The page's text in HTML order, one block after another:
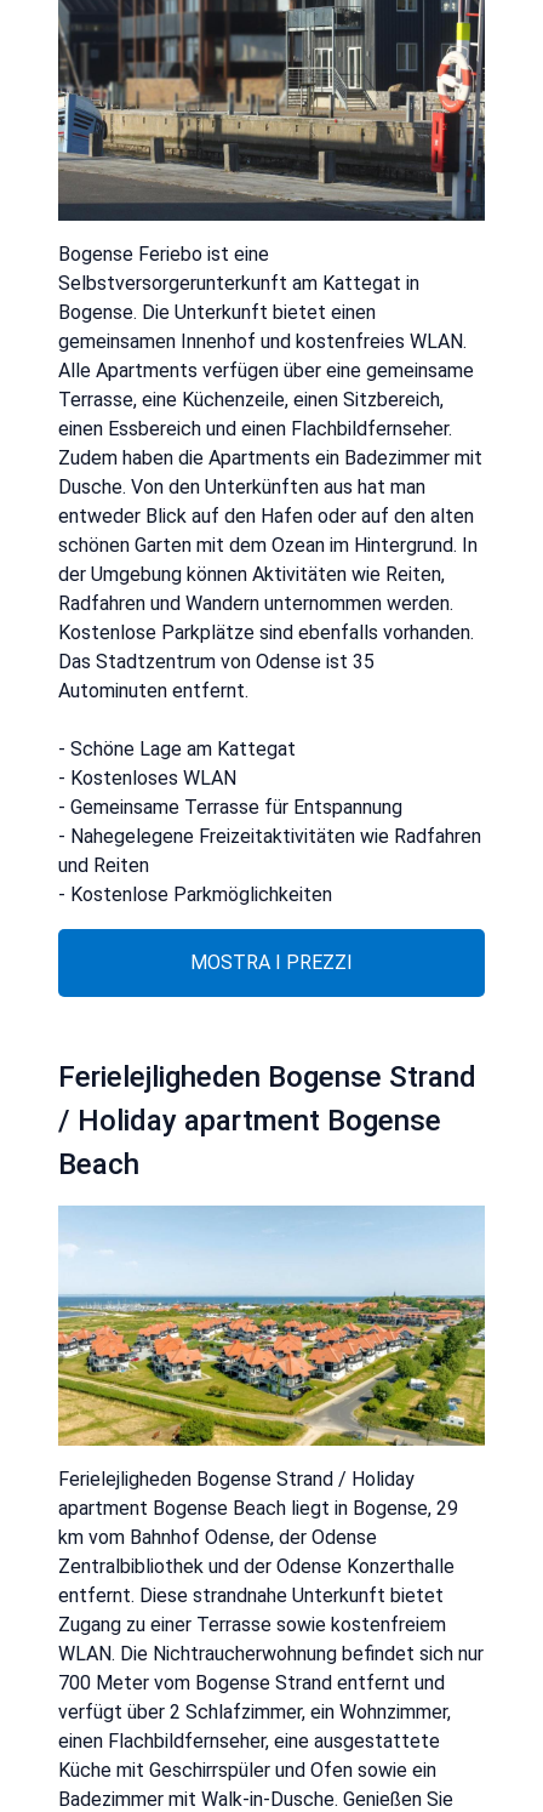
Bogense Feriebo ist eine
Selbstversorgerunterkunft am Kattegat in
Bogense. Die Unterkunft bietet einen
gemeinsamen Innenhof und kostenfreies WLAN.
Alle Apartments verfügen über eine gemeinsame
Terrasse, eine Küchenzeile, einen Sitzbereich,
einen Essbereich und einen Flachbildfernseher.
Zudem haben die Apartments ein Badezimmer mit
Dusche. Von den Unterkünften aus hat man
entweder Blick auf den Hafen oder auf den alten
schönen Garten mit dem Ozean im Hintergrund. In
der Umgebung können Aktivitäten wie Reiten,
Radfahren und Wandern unternommen werden.
Kostenlose Parkplätze sind ebenfalls vorhanden.
Das Stadtzentrum von Odense ist 35
Autominuten entfernt.
- Schöne Lage am Kattegat
- Kostenloses WLAN
- Gemeinsame Terrasse für Entspannung
- Nahegelegene Freizeitaktivitäten wie Radfahren
und Reiten
- Kostenlose Parkmöglichkeiten
MOSTRA I PREZZI
Ferielejligheden Bogense Strand
/ Holiday apartment Bogense
Beach
Ferielejligheden Bogense Strand / Holiday
apartment Bogense Beach liegt in Bogense, 29
km vom Bahnhof Odense, der Odense
Zentralbibliothek und der Odense Konzerthalle
entfernt. Diese strandnahe Unterkunft bietet
Zugang zu einer Terrasse sowie kostenfreiem
WLAN. Die Nichtraucherwohnung befindet sich nur
700 Meter vom Bogense Strand entfernt und
verfügt über 2 Schlafzimmer, ein Wohnzimmer,
einen Flachbildfernseher, eine ausgestattete
Küche mit Geschirrspüler und Ofen sowie ein
Badezimmer mit Walk-in-Dusche. Genießen Sie